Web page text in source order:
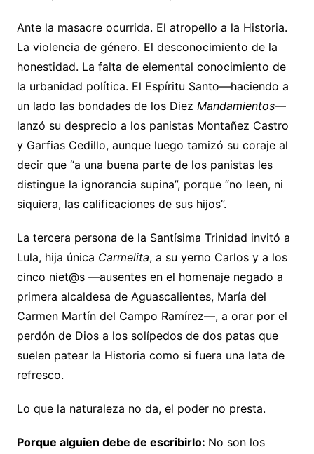
Ante la masacre ocurrida. El atropello a la Historia.
La violencia de género. El desconocimiento de la
honestidad. La falta de elemental conocimiento de
la urbanidad política. El Espíritu Santo—haciendo a
un lado las bondades de los Diez Mandamientos—
lanzó su desprecio a los panistas Montañez Castro
y Garfias Cedillo, aunque luego tamizó su coraje al
decir que “a una buena parte de los panistas les
distingue la ignorancia supina”, porque “no leen, ni
siquiera, las calificaciones de sus hijos”.
La tercera persona de la Santísima Trinidad invitó a
Lula, hija única Carmelita, a su yerno Carlos y a los
cinco niet@s —ausentes en el homenaje negado a
primera alcaldesa de Aguascalientes, María del
Carmen Martín del Campo Ramírez—, a orar por el
perdón de Dios a los solípedos de dos patas que
suelen patear la Historia como si fuera una lata de
refresco.
Lo que la naturaleza no da, el poder no presta.
Porque alguien debe de escribirlo: No son los